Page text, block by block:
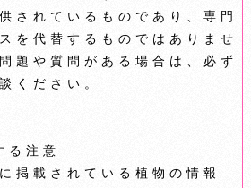
されているものであり、専門
を代替するものではありませ
題や質問がある場合は、必ず
ください。
る注意
掲載されている植物の情報